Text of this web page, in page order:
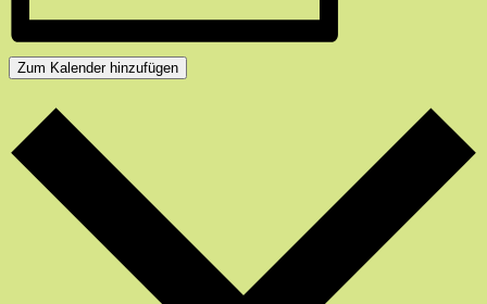
Zum Kalender hinzufügen